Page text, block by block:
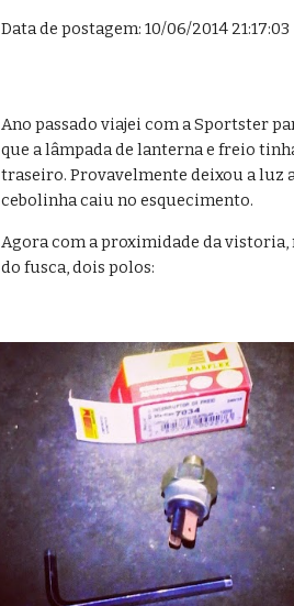
Data de postagem: 10/06/2014 21:17:03
Ano passado viajei com a Sportster
que a lâmpada de lanterna e freio
traseiro. Provavelmente deixou a luz
cebolinha caiu no esquecimento.
Agora com a proximidade da vistoria,
do fusca, dois polos: